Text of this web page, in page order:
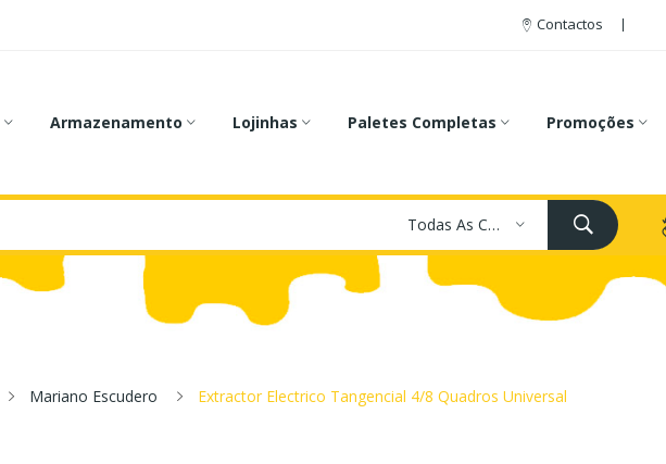
Contactos
Armazenamento Lojinhas Paletes Completas Promoções
Todas As Categorias
Mariano Escudero Extractor Electrico Tangencial 4/8 Quadros Universal